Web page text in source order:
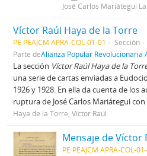
José Carlos Mariátegui
Víctor Raúl Haya de la Torre
PE PEAJCM APRA-COL-01-01 Sección
Parte deAlianza Popular Revolucionaria
La sección Víctor Raúl Haya de la
una serie de cartas enviadas a
1926 y 1928. En ella da cuenta de los
ruptura de José Carlos Mariátegui con
Haya de la Torre, Víctor Raúl
PE PEAJCM APRA-COL-